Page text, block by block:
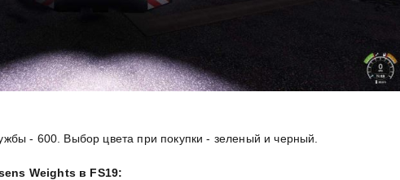
- 600. Выбор цвета при покупки - зеленый и черный.
Weights в FS19: